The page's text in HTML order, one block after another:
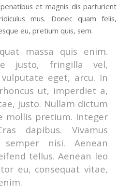
et magnis dis parturient
mus. Donec quam felis,
eu, pretium quis, sem.
massa quis enim.
justo, fringilla vel,
eget, arcu. In
ut, imperdiet a,
justo. Nullam dictum
mollis pretium. Integer
dapibus. Vivamus
semper nisi. Aenean
tellus. Aenean leo
eu, consequat vitae,